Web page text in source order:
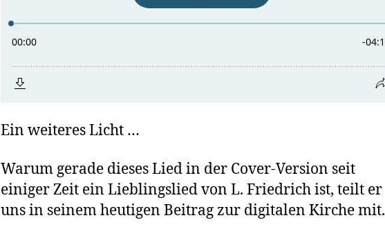
Ein weiteres Licht …
Warum gerade dieses Lied in der Cover-Version seit
einiger Zeit ein Lieblingslied von L. Friedrich ist, teilt er
uns in seinem heutigen Beitrag zur digitalen Kirche mit.